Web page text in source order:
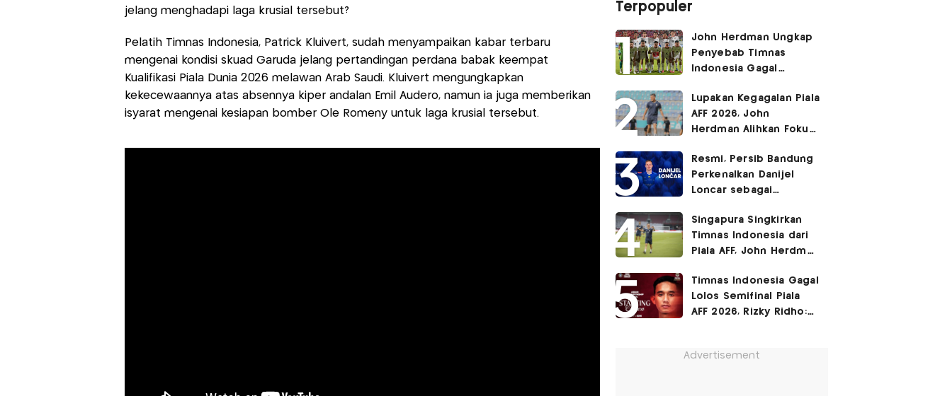
jelang menghadapi laga krusial tersebut?
Pelatih Timnas Indonesia, Patrick Kluivert, sudah menyampaikan kabar terbaru
mengenai kondisi skuad Garuda jelang pertandingan perdana babak keempat
Kualifikasi Piala Dunia 2026 melawan Arab Saudi. Kluivert mengungkapkan
kekecewaannya atas absennya kiper andalan Emil Audero, namun ia juga memberikan
isyarat mengenai kesiapan bomber Ole Romeny untuk laga krusial tersebut.
Terpopuler
John Herdman Ungkap
Penyebab Timnas
Indonesia Gagal
Piala AFF 2026
Lupakan Kegagalan Piala
AFF 2026, John
Herdman Alihkan Fokus
FIFA ASEAN Cup
Resmi, Persib Bandung
Perkenalkan Danijel
Loncar sebagai
Singapura Singkirkan
Timnas Indonesia dari
Piala AFF, John Herdman
FIFA ASEAN Cup 2026
Timnas Indonesia Gagal
Lolos Semifinal Piala
AFF 2026, Rizky Ridho:
Advertisement